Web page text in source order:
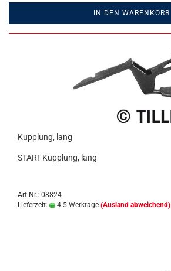
IN DEN WARENKORB
Kupplung, lang
START-Kupplung, lang
Art.Nr.: 08824
Lieferzeit:
4-5 Werktage (Ausland abweichend)